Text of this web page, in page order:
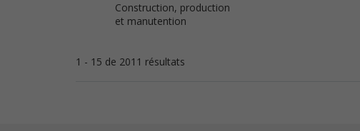
Construction, production
et manutention
1 - 15 de 2011 résultats